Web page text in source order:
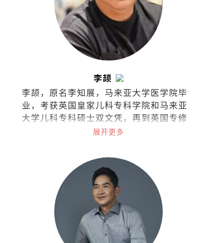
李颉
李颉，原名李知展，马来亚大学医学院毕
业，考获英国皇家儿科专科学院和马来亚
大学儿科专科硕士双文凭，再到英国专修
儿童安宁医护疗法，如今担任马来西亚吉
和马来西亚儿童安宁疗护协会创办人兼主
展开更多